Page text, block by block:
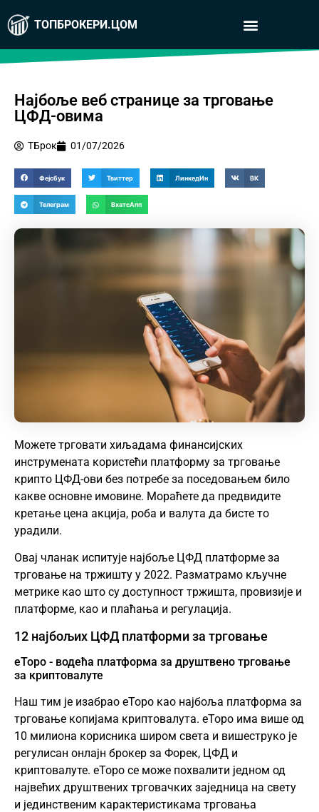
ТОПБРОКЕРИ.ЦОМ
Најбоље веб странице за трговање
ЦФД-овима
ТБрок 01/07/2026
Фејсбук Твиттер ЛинкедИн ВК
Телеграм ВхатсАпп
Можете трговати хиљадама финансијских
инструмената користећи платформу за трговање
крипто ЦФД-ови без потребе за поседовањем било
какве основне имовине. Мораћете да предвидите
кретање цена акција, роба и валута да бисте то
урадили.
Овај чланак испитује најбоље ЦФД платформе за
трговање на тржишту у 2022. Разматрамо кључне
метрике као што су доступност тржишта, провизије и
платформе, као и плаћања и регулација.
12 најбољих ЦФД платформи за трговање
еТоро - водећа платформа за друштвено трговање
за криптовалуте
Наш тим је изабрао еТоро као најбоља платформа за
трговање копијама криптовалута. еТоро има више од
10 милиона корисника широм света и вишеструко је
регулисан онлајн брокер за Форек, ЦФД и
криптовалуте. еТоро се може похвалити једном од
највећих друштвених трговачких заједница на свету
и јединственим карактеристикама трговања